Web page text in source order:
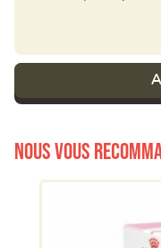
Nous vous